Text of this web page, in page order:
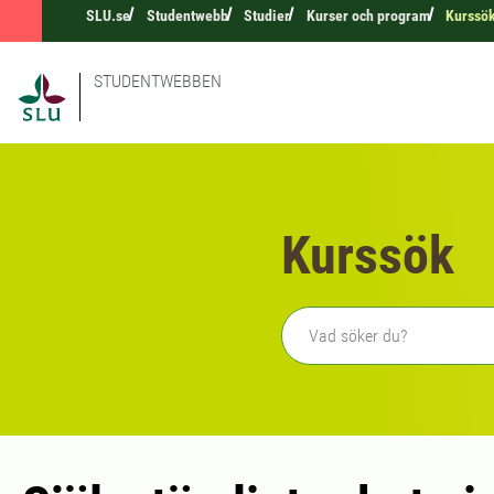
SLU.se Studentwebb Studier Kurser och program
STUDENTWEBBEN
Kurssök
Fritext sökning